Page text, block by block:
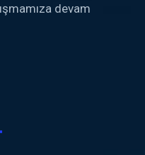
devam